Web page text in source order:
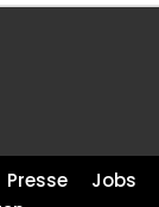
Presse
Jobs